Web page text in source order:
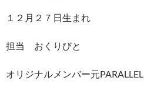
１２月２７日生まれ
担当 おくりびと
オリジナルメンバー元PARALLEL